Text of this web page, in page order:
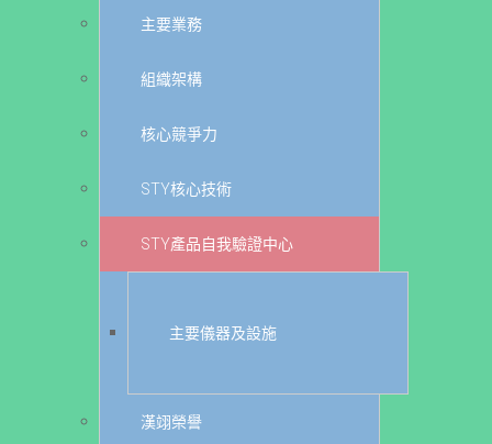
主要業務
組織架構
核心競爭力
STY核心技術
STY產品自我驗證中心
主要儀器及設施
漢翊榮譽